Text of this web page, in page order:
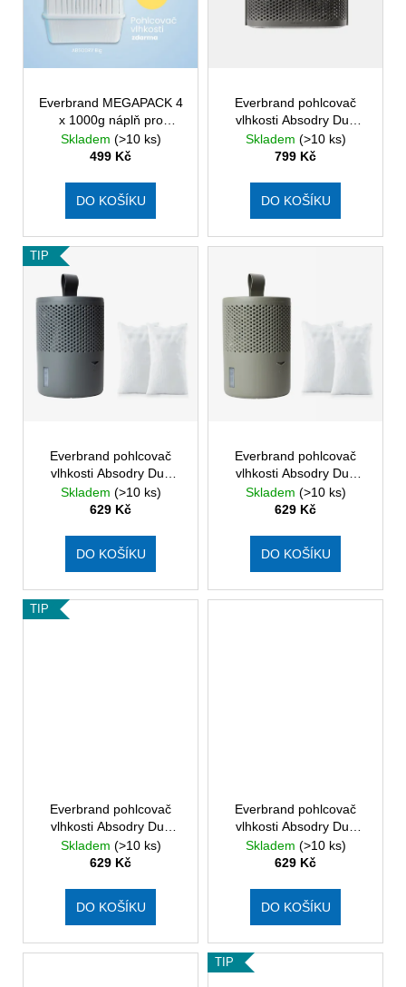
o
Everbrand MEGAPACK 4
x 1000g náplň pro
pohlcovač vlhkosti
Absodry Big + pohlcovač
Skladem (>10 ks)
499 Kč
DO KOŠÍKU
Everbrand pohlcovač
vlhkosti Absodry Duo
Family Bag 12-series, do
120 m3, šedý
Skladem (>10 ks)
799 Kč
DO KOŠÍKU
TIP
Everbrand pohlcovač
vlhkosti Absodry Duo
Family Bag 6-series,
BONUS PACK 2 x náplň,
Skladem (>10 ks)
629 Kč
DO KOŠÍKU
Everbrand pohlcovač
vlhkosti Absodry Duo
Family Bag 6-series,
BONUS PACK 2 x náplň,
Skladem (>10 ks)
629 Kč
DO KOŠÍKU
TIP
Everbrand pohlcovač
vlhkosti Absodry Duo
Family Bag 6-series,
BONUS PACK 2 x náplň,
Skladem (>10 ks)
629 Kč
DO KOŠÍKU
Everbrand pohlcovač
vlhkosti Absodry Duo
Family Bag 6-series,
BONUS PACK 2 x náplň,
Skladem (>10 ks)
629 Kč
DO KOŠÍKU
TIP
í